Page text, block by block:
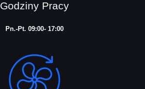
Godziny Pracy
Pn.-Pt. 09:00- 17:00